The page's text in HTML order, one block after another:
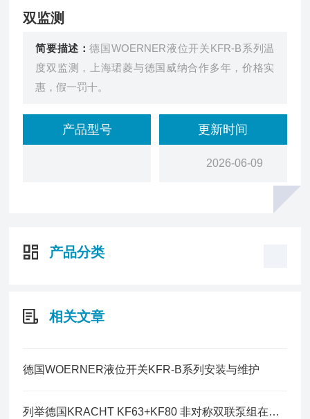
双监测
简要描述：德国WOERNER液位开关KFR-B系列温
度双监测，上海珺菱与德国威纳合作多年，价格实
惠，假一罚十。
产品型号 更新时间
2026-06-09
产品分类
相关文章
德国WOERNER液位开关KFR-B系列安装与维护
列举德国KRACHT KF63+KF80 非对称双联泵组在使用上遇到的问题